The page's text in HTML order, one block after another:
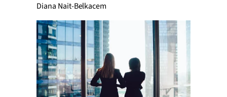
Diana Nait-Belkacem